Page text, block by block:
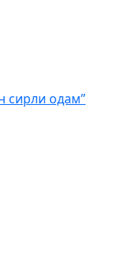
сирли одам”